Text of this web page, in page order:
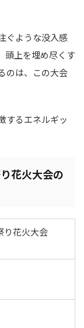
ぐような没入感
頭上を埋め尽くす
のは、この大会
するエネルギッ
花火大会の
り花火大会